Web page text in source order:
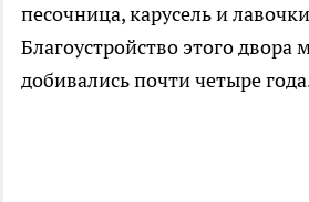
песочница, карусель и
Благоустройство этого двора
добивались почти четыре